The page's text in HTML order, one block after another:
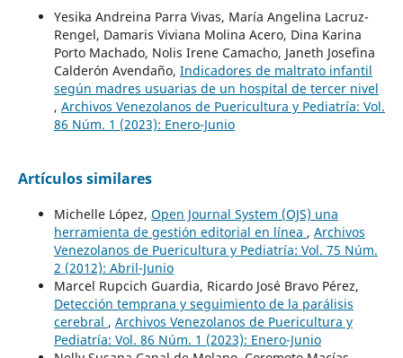
Yesika Andreina Parra Vivas, María Angelina Lacruz-
Rengel, Damaris Viviana Molina Acero, Dina Karina
Porto Machado, Nolis Irene Camacho, Janeth Josefina
Calderón Avendaño, Indicadores de maltrato infantil
según madres usuarias de un hospital de tercer nivel
, Archivos Venezolanos de Puericultura y Pediatría: Vol.
86 Núm. 1 (2023): Enero-Junio
Artículos similares
Michelle López, Open Journal System (OJS) una
herramienta de gestión editorial en línea , Archivos
Venezolanos de Puericultura y Pediatría: Vol. 75 Núm.
2 (2012): Abril-Junio
Marcel Rupcich Guardia, Ricardo José Bravo Pérez,
Detección temprana y seguimiento de la parálisis
cerebral , Archivos Venezolanos de Puericultura y
Pediatría: Vol. 86 Núm. 1 (2023): Enero-Junio